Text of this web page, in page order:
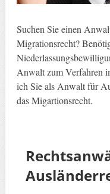
Suchen Sie einen
Migrationsrecht?
Anwalt zum Verfahren
ich Sie als Anwalt für
das Migartionsrecht.